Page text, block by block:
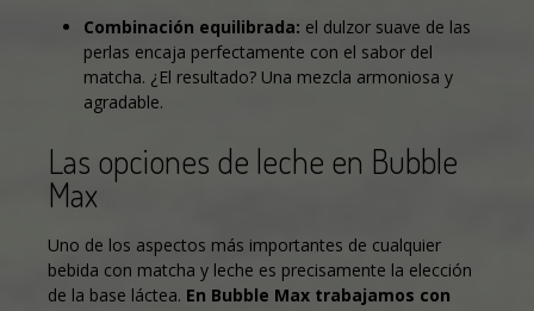
Combinación equilibrada: el dulzor suave de las
perlas encaja perfectamente con el sabor del
matcha. ¿El resultado? Una mezcla armoniosa y
agradable.
Las opciones de leche en Bubble
Max
Uno de los aspectos más importantes de cualquier
bebida con matcha y leche es precisamente la elección
de la base láctea. En Bubble Max trabajamos con